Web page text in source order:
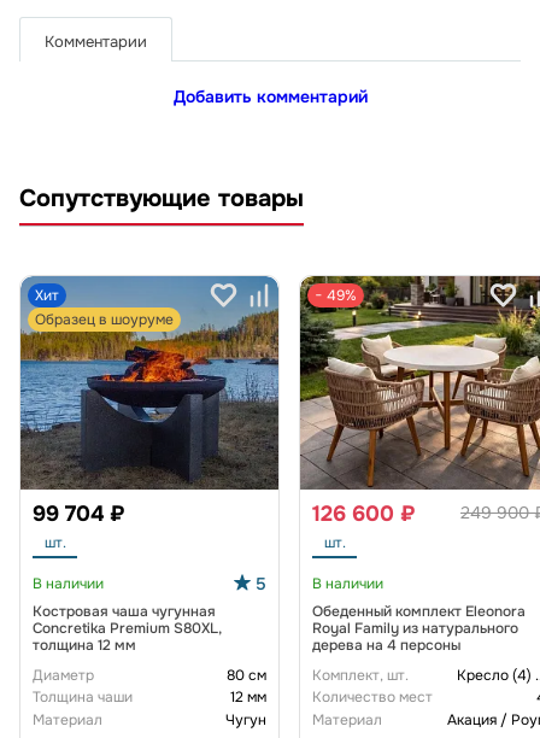
Комментарии
Добавить комментарий
Сопутствующие товары
Хит
Образец в шоуруме
99 704 ₽
шт.
В наличии 5
Костровая чаша чугунная
Concretika Premium S80XL,
толщина 12 мм
Диаметр
80 см
Толщина чаши
12 мм
Материал
Чугун
− 49%
249 900
126 600 ₽
шт.
В наличии
Обеденный комплект Eleonora
Royal Family из натурального
дерева на 4 персоны
Комплект, шт.
Кресло (4)
Количество мест
Материал
Акация /